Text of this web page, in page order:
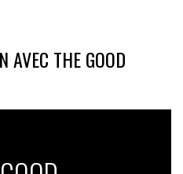
AVEC THE GOOD